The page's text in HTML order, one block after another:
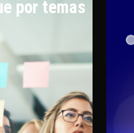
por temas